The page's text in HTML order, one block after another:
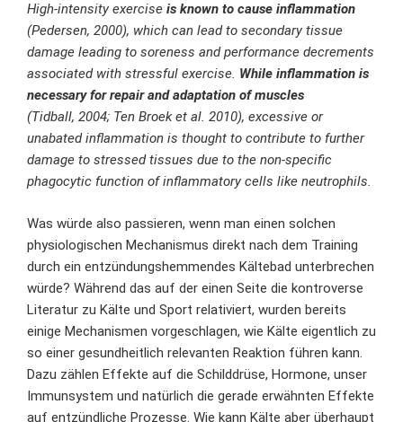
High‐intensity exercise is known to cause inflammation
(Pedersen, 2000), which can lead to secondary tissue
damage leading to soreness and performance decrements
associated with stressful exercise. While inflammation is
necessary for repair and adaptation of muscles
(Tidball, 2004; Ten Broek et al. 2010), excessive or
unabated inflammation is thought to contribute to further
damage to stressed tissues due to the non‐specific
phagocytic function of inflammatory cells like neutrophils.
Was würde also passieren, wenn man einen solchen
physiologischen Mechanismus direkt nach dem Training
durch ein entzündungshemmendes Kältebad unterbrechen
würde? Während das auf der einen Seite die kontroverse
Literatur zu Kälte und Sport relativiert, wurden bereits
einige Mechanismen vorgeschlagen, wie Kälte eigentlich zu
so einer gesundheitlich relevanten Reaktion führen kann.
Dazu zählen Effekte auf die Schilddrüse, Hormone, unser
Immunsystem und natürlich die gerade erwähnten Effekte
auf entzündliche Prozesse. Wie kann Kälte aber überhaupt